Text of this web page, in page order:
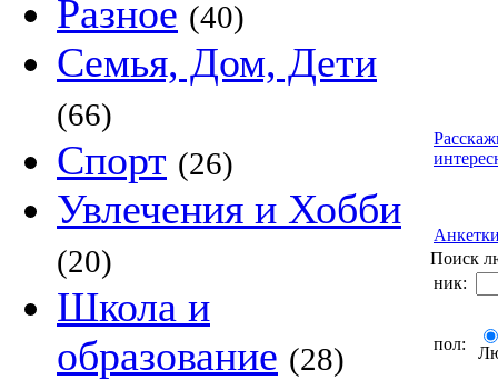
Разное (40)
Семья, Дом, Дети
(66)
Спорт (26)
Увлечения и Хобби
(20)
Школа и
образование (28)
Поиск
ник:
пол: